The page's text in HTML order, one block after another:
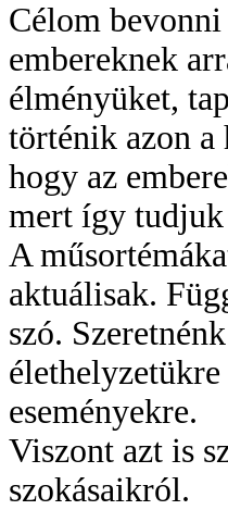
Célom
embereknek
élményüket,
történik azon a
hogy az
mert így
A
aktuálisak.
szó.
eseményekre.
Viszont azt is
szokásaikról.